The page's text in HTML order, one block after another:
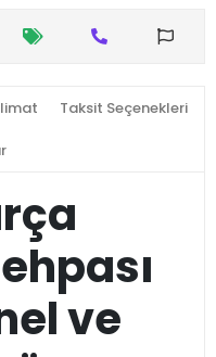
Taksit Seçenekleri
ve